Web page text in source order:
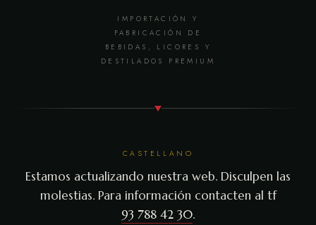
IMPORTACIÓN Y
FABRICACIÓN DE
BEBIDAS, LICORES Y
DESTILADOS PREMIUM
CASTELLANO
Estamos actualizando nuestra web. Disculpen las
molestias. Para información contacten al tf
93 788 42 30.